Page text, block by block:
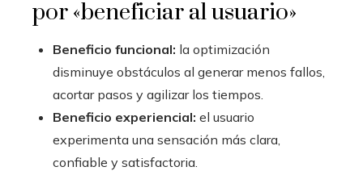
por «beneficiar al usuario»
Beneficio funcional: la optimización
disminuye obstáculos al generar menos fallos,
acortar pasos y agilizar los tiempos.
Beneficio experiencial: el usuario
experimenta una sensación más clara,
confiable y satisfactoria.